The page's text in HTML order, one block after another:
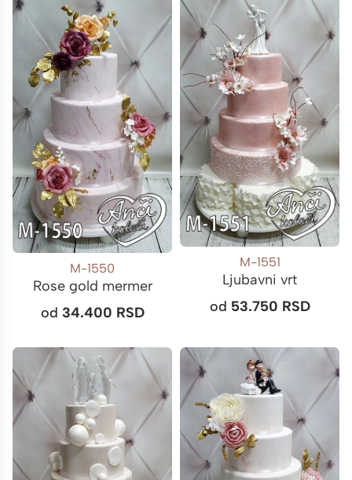
M-1550
Rose gold mermer
od 34.400 RSD
M-1551
Ljubavni vrt
od 53.750 RSD